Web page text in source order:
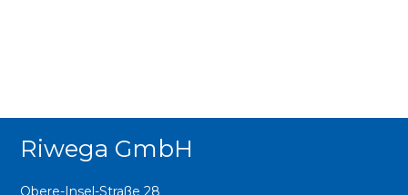
Riwega GmbH
Obere-Insel-Straße 28